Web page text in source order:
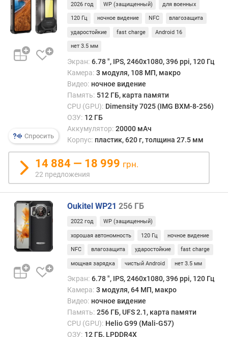
п
о
д
т
е
е
н
я
о
к
о
л
ч
е
с
Спросить
2026 год WP (защищенный) для военных
120 Гц ночное видение NFC влагозащита
ударостойкие fast charge Android 16
нет 3.5 мм
Экран: 6.78 ", IPS, 2460х1080, 396 ppi, 120 Гц
Камера: 3 модуля, 108 МП, макро
Видео: ночное видение
Память: 512 ГБ, карта памяти
CPU (GPU): Dimensity 7025 (IMG BXM-8-256)
ОЗУ: 12 ГБ
Аккумулятор: 20000 мАч
Корпус: пластик, 620 г, толщина 27.5 мм
14 884 — 18 999 грн.
22 предложения
Oukitel WP21 256 ГБ
2022 год WP (защищенный)
хорошая автономность 120 Гц ночное видение
NFC влагозащита ударостойкие fast charge
мощная зарядка чистый Android нет 3.5 мм
Экран: 6.78 ", IPS, 2460х1080, 396 ppi, 120 Гц
Камера: 3 модуля, 64 МП, макро
Видео: ночное видение
Память: 256 ГБ, UFS 2.1, карта памяти
CPU (GPU): Helio G99 (Mali-G57)
ОЗУ: 12 ГБ, LPDDR4X